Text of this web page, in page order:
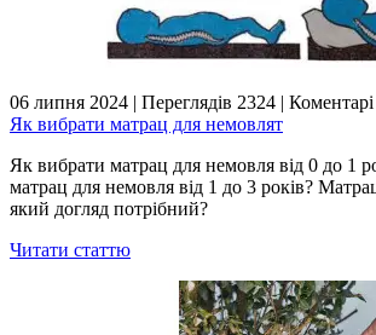
06 липня 2024 | Переглядів 2324 |
Як вибрати матрац для немовлят
Як вибрати матрац для немовля від 0 до 1
матрац для немовля від 1 до 3 років?
який догляд потрібний?
Читати статтю